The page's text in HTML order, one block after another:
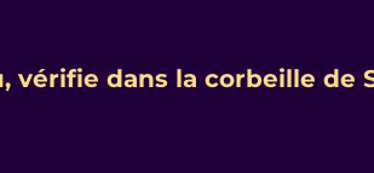
vérifie dans la corbeille de